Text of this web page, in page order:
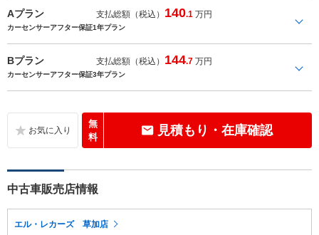
Aプラン 支払総額（税込） 140.1 万円
カーセンサーアフター保証1年プラン
Bプラン 支払総額（税込） 144.7 万円
カーセンサーアフター保証3年プラン
無
料
見積もり・在庫確認
中古車販売店情報
エル・レカーズ 草加店